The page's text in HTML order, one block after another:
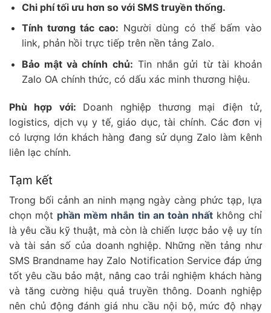
Chi phí tối ưu hơn so với SMS truyền thống.
Tính tương tác cao: Người dùng có thể bấm vào
link, phản hồi trực tiếp trên nền tảng Zalo.
Bảo mật và chính chủ: Tin nhắn gửi từ tài khoản
Zalo OA chính thức, có dấu xác minh thương hiệu.
Phù hợp với: Doanh nghiệp thương mại điện tử,
logistics, dịch vụ y tế, giáo dục, tài chính. Các đơn vị
có lượng lớn khách hàng đang sử dụng Zalo làm kênh
liên lạc chính.
Tạm kết
Trong bối cảnh an ninh mạng ngày càng phức tạp, lựa
chọn một phần mềm nhắn tin an toàn nhấtkhông chỉ
là yêu cầu kỹ thuật, mà còn là chiến lược bảo vệ uy tín
và tài sản số của doanh nghiệp. Những nền tảng như
SMS Brandname hay Zalo Notification Service đáp ứng
tốt yêu cầu bảo mật, nâng cao trải nghiệm khách hàng
và tăng cường hiệu quả truyền thông. Doanh nghiệp
nên chủ động đánh giá nhu cầu nội bộ, mức độ nhạy